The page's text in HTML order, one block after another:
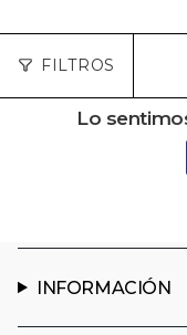
FILTROS
Lo
INFORMACIÓN